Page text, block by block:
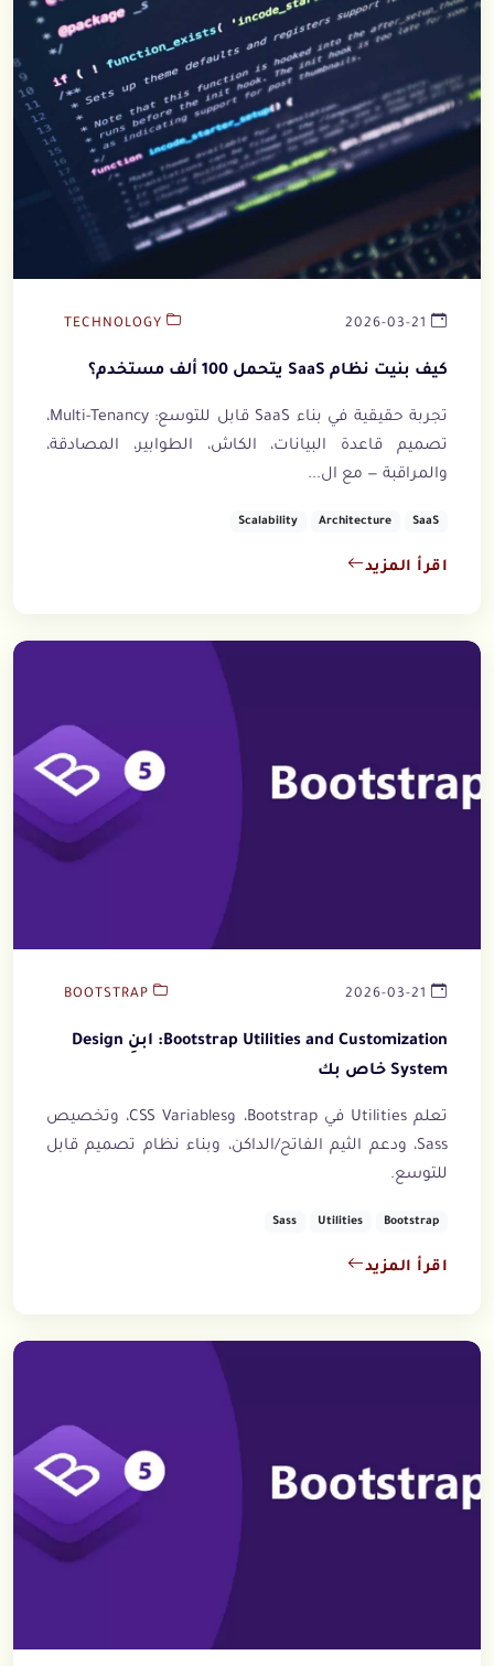
كيف بنيت نظام SaaS يتحمل 100 ألف مستخدم؟
تجربة حقيقية في بناء SaaS قابل للتوسع: Multi-Tenancy،
تصميم قاعدة البيانات، الكاش، الطوابير، المصادقة،
والمراقبة — مع ال...
SaaS
Architecture
Scalability
اقرأ المزيد
Bootstrap Utilities and Customization: ابنِ Design
System خاص بك
تعلم Utilities في Bootstrap، وCSS Variables، وتخصيص
Sass، ودعم الثيم الفاتح/الداكن، وبناء نظام تصميم قابل
للتوسع.
Bootstrap
Utilities
Sass
اقرأ المزيد